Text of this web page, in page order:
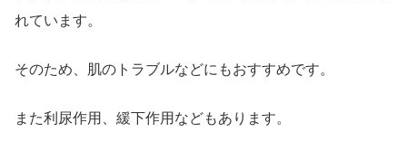
れています。
そのため、肌のトラブルなどにもおすすめです。
また利尿作用、緩下作用などもあります。